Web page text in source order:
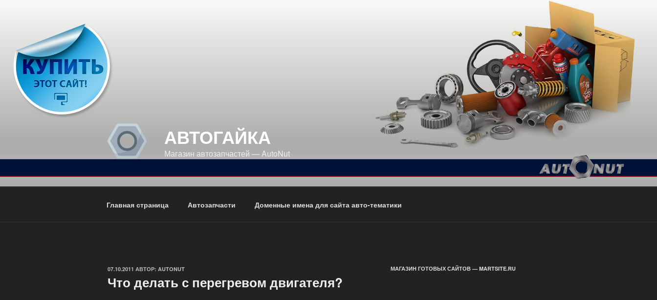
АВТОГАЙКА
Магазин автозапчастей — AutoNut
Главная страница Автозапчасти Доменные имена для сайта авто-тематики
ОПУБЛИКОВАНО
07.10.2011 АВТОР: AUTONUT
Что делать с перегревом двигателя?
МАГАЗИН ГОТОВЫХ САЙТОВ — MARTSITE.RU